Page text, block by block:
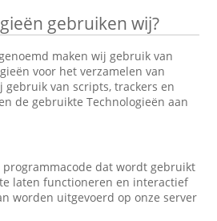
gebruiken wij?
maken wij gebruik van
voor het verzamelen van
gebruik van scripts, trackers en
de gebruikte Technologieën aan
programmacode dat wordt gebruikt
laten functioneren en interactief
worden uitgevoerd op onze server